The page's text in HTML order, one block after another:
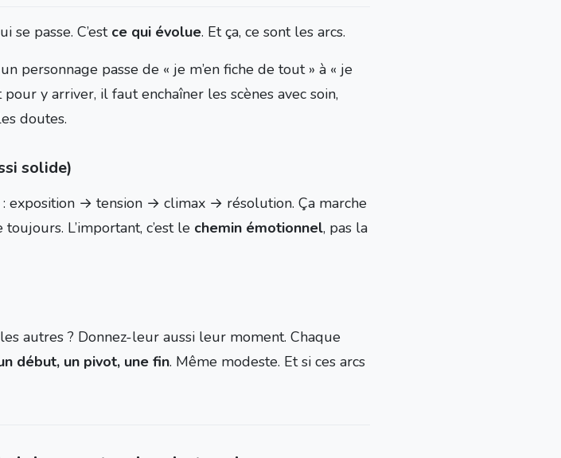
se passe. C’est ce qui évolue. Et ça, ce sont les arcs.
personnage passe de « je m’en fiche de tout » à « je
y arriver, il faut enchaîner les scènes avec soin,
doutes.
solide)
: exposition → tension → climax → résolution. Ça marche
L’important, c’est le chemin émotionnel, pas la
autres ? Donnez-leur aussi leur moment. Chaque
début, un pivot, une fin. Même modeste. Et si ces arcs